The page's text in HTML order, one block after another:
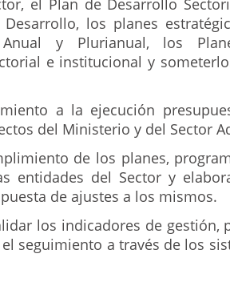
el Plan de Desarrollo
los planes
y Plurianual, los
e institucional y
a la ejecución
del Ministerio y del Sector
de los planes,
entidades del Sector y
de ajustes a los mismos.
los indicadores de gestión,
seguimiento a través de los